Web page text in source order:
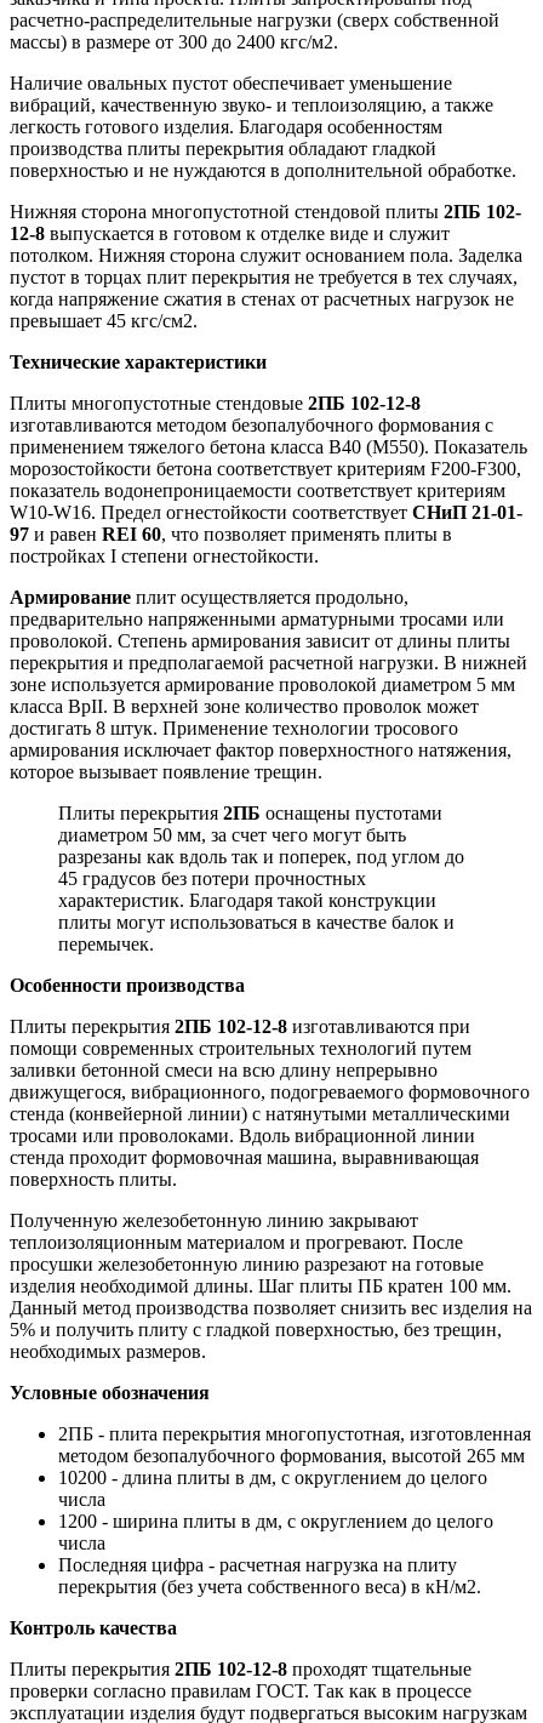
расчетно-распределительные нагрузки (сверх собственной
массы) в размере от 300 до 2400 кгс/м2.
Наличие овальных пустот обеспечивает уменьшение
вибраций, качественную звуко- и теплоизоляцию, а также
легкость готового изделия. Благодаря особенностям
производства плиты перекрытия обладают гладкой
поверхностью и не нуждаются в дополнительной обработке.
Нижняя сторона многопустотной стендовой плиты 2ПБ 102-
12-8 выпускается в готовом к отделке виде и служит
потолком. Нижняя сторона служит основанием пола. Заделка
пустот в торцах плит перекрытия не требуется в тех случаях,
когда напряжение сжатия в стенах от расчетных нагрузок не
превышает 45 кгс/см2.
Технические характеристики
Плиты многопустотные стендовые 2ПБ 102-12-8
изготавливаются методом безопалубочного формования с
применением тяжелого бетона класса В40 (М550). Показатель
морозостойкости бетона соответствует критериям F200-F300,
показатель водонепроницаемости соответствует критериям
W10-W16. Предел огнестойкости соответствует СНиП 21-01-
97 и равен REI 60, что позволяет применять плиты в
постройках I степени огнестойкости.
Армирование плит осуществляется продольно,
предварительно напряженными арматурными тросами или
проволокой. Степень армирования зависит от длины плиты
перекрытия и предполагаемой расчетной нагрузки. В нижней
зоне используется армирование проволокой диаметром 5 мм
класса BpII. В верхней зоне количество проволок может
достигать 8 штук. Применение технологии тросового
армирования исключает фактор поверхностного натяжения,
которое вызывает появление трещин.
Плиты перекрытия 2ПБ оснащены пустотами
диаметром 50 мм, за счет чего могут быть
разрезаны как вдоль так и поперек, под углом до
45 градусов без потери прочностных
характеристик. Благодаря такой конструкции
плиты могут использоваться в качестве балок и
перемычек.
Особенности производства
Плиты перекрытия 2ПБ 102-12-8 изготавливаются при
помощи современных строительных технологий путем
заливки бетонной смеси на всю длину непрерывно
движущегося, вибрационного, подогреваемого формовочного
стенда (конвейерной линии) с натянутыми металлическими
тросами или проволоками. Вдоль вибрационной линии
стенда проходит формовочная машина, выравнивающая
поверхность плиты.
Полученную железобетонную линию закрывают
теплоизоляционным материалом и прогревают. После
просушки железобетонную линию разрезают на готовые
изделия необходимой длины. Шаг плиты ПБ кратен 100 мм.
Данный метод производства позволяет снизить вес изделия на
5% и получить плиту с гладкой поверхностью, без трещин,
необходимых размеров.
Условные обозначения
2ПБ - плита перекрытия многопустотная, изготовленная
методом безопалубочного формования, высотой 265 мм
10200 - длина плиты в дм, с округлением до целого
числа
1200 - ширина плиты в дм, с округлением до целого
числа
Последняя цифра - расчетная нагрузка на плиту
перекрытия (без учета собственного веса) в кН/м2.
Контроль качества
Плиты перекрытия 2ПБ 102-12-8 проходят тщательные
проверки согласно правилам ГОСТ. Так как в процессе
эксплуатации изделия будут подвергаться высоким нагрузкам